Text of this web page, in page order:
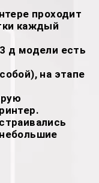
проходит
каждый
д модели есть
на этапе